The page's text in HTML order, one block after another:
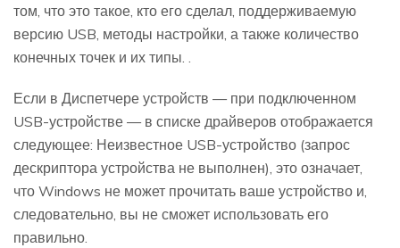
том, что это такое, кто его сделал, поддерживаемую
версию USB, методы настройки, а также количество
конечных точек и их типы. .
Если в Диспетчере устройств — при подключенном
USB-устройстве — в списке драйверов отображается
следующее: Неизвестное USB-устройство (запрос
дескриптора устройства не выполнен), это означает,
что Windows не может прочитать ваше устройство и,
следовательно, вы не сможет использовать его
правильно.